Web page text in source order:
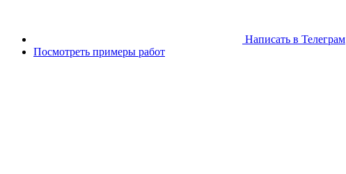
Написать в Телеграм
Посмотреть примеры работ